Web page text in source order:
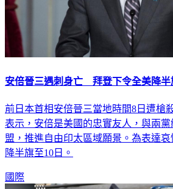
安倍晉三遇刺身亡 拜登下令全美降半
前日本首相安倍晉三當地時間8日遭槍
表示，安倍是美國的忠實友人，與兩
盟，推進自由印太區域願景。為表達
降半旗至10日。
國際